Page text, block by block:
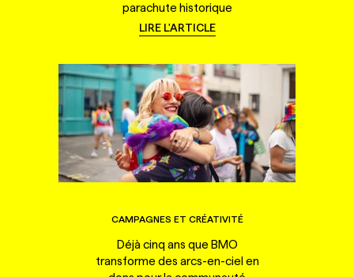
parachute historique
LIRE L'ARTICLE
CAMPAGNES ET CRÉATIVITÉ
Déjà cinq ans que BMO
transforme des arcs-en-ciel en